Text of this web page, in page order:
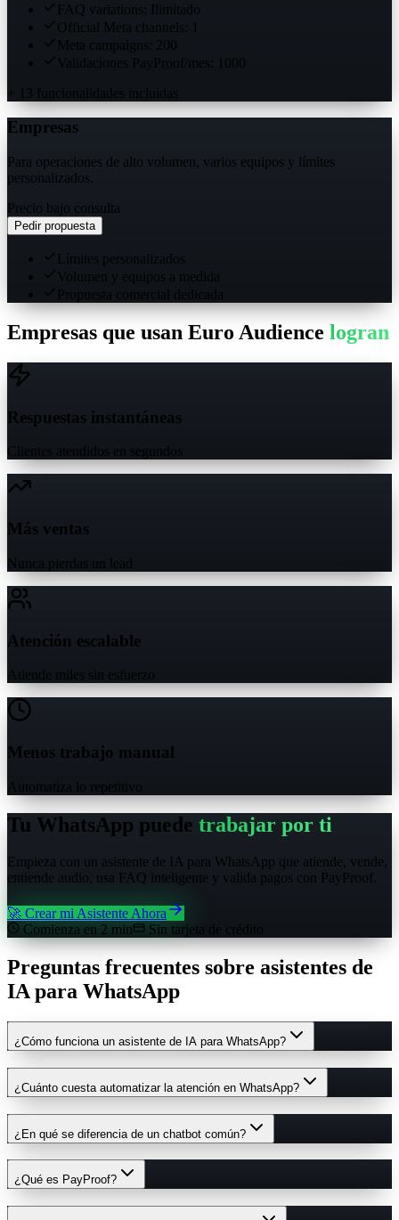
FAQ variations: Ilimitado
Official Meta channels: 1
Meta campaigns: 200
Validaciones PayProof/mes: 1000
+ 13 funcionalidades incluidas
Empresas
Para operaciones de alto volumen, varios equipos y límites
personalizados.
Precio bajo consulta
Pedir propuesta
Límites personalizados
Volumen y equipos a medida
Propuesta comercial dedicada
Empresas que usan Euro Audience logran
Respuestas instantáneas
Clientes atendidos en segundos
Más ventas
Nunca pierdas un lead
Atención escalable
Atiende miles sin esfuerzo
Menos trabajo manual
Automatiza lo repetitivo
Tu WhatsApp puede trabajar por ti
Empieza con un asistente de IA para WhatsApp que atiende, vende,
entiende audio, usa FAQ inteligente y valida pagos con PayProof.
🚀 Crear mi Asistente Ahora
Comienza en 2 min
Sin tarjeta de crédito
Preguntas frecuentes sobre asistentes de
IA para WhatsApp
¿Cómo funciona un asistente de IA para WhatsApp?
¿Cuánto cuesta automatizar la atención en WhatsApp?
¿En qué se diferencia de un chatbot común?
¿Qué es PayProof?